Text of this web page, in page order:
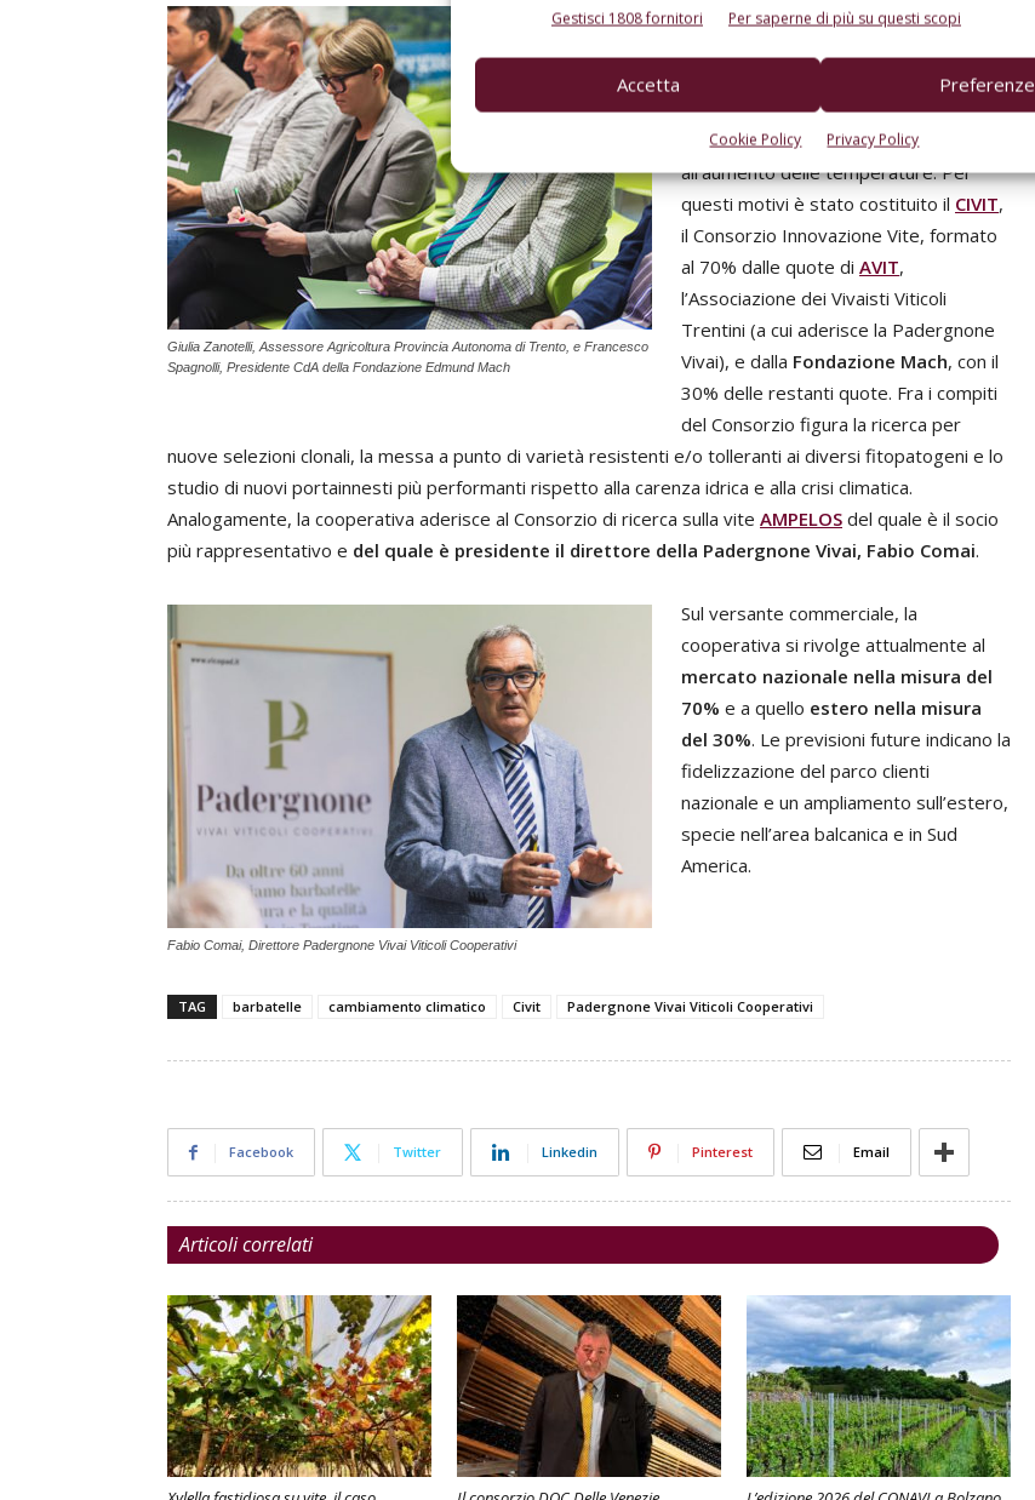
Gestisci 1808 fornitori Per saperne di più su questi scopi
Accetta Preferenze
Cookie Policy Privacy Policy
Giulia Zanotelli, Assessore Agricoltura Provincia Autonoma di Trento, e Francesco
Spagnolli, Presidente CdA della Fondazione Edmund Mach
Le sfide future sono rappresentate
che oggi
colpiscono la viticoltura europea anche
in relazione aicambiamenti climatici
all’aumento delle temperature. Per
questi motivi è stato costituito il CIVIT,
il Consorzio Innovazione Vite, formato
al 70% dalle quote di AVIT,
l’Associazione dei Vivaisti Viticoli
Trentini (a cui aderisce la Padergnone
Vivai), e dalla Fondazione Mach, con il
30% delle restanti quote. Fra i compiti
del Consorzio figura la ricerca per
nuove selezioni clonali, la messa a punto di varietà resistenti e/o tolleranti ai diversi fitopatogeni e lo
studio di nuovi portainnesti più performanti rispetto alla carenza idrica e alla crisi climatica.
Analogamente, la cooperativa aderisce al Consorzio di ricerca sulla vite AMPELOS del quale è il socio
più rappresentativo e del quale è presidente il direttore della Padergnone Vivai, Fabio Comai.
Fabio Comai, Direttore Padergnone Vivai Viticoli Cooperativi
Sul versante commerciale, la
cooperativa si rivolge attualmente al
mercato nazionale nella misura del
70% e a quello estero nella misura
del 30%. Le previsioni future indicano la
fidelizzazione del parco clienti
nazionale e un ampliamento sull’estero,
specie nell’area balcanica e in Sud
America.
TAG barbatelle cambiamento climatico Civit Padergnone Vivai Viticoli Cooperativi
Facebook Twitter Linkedin Pinterest Email
Articoli correlati